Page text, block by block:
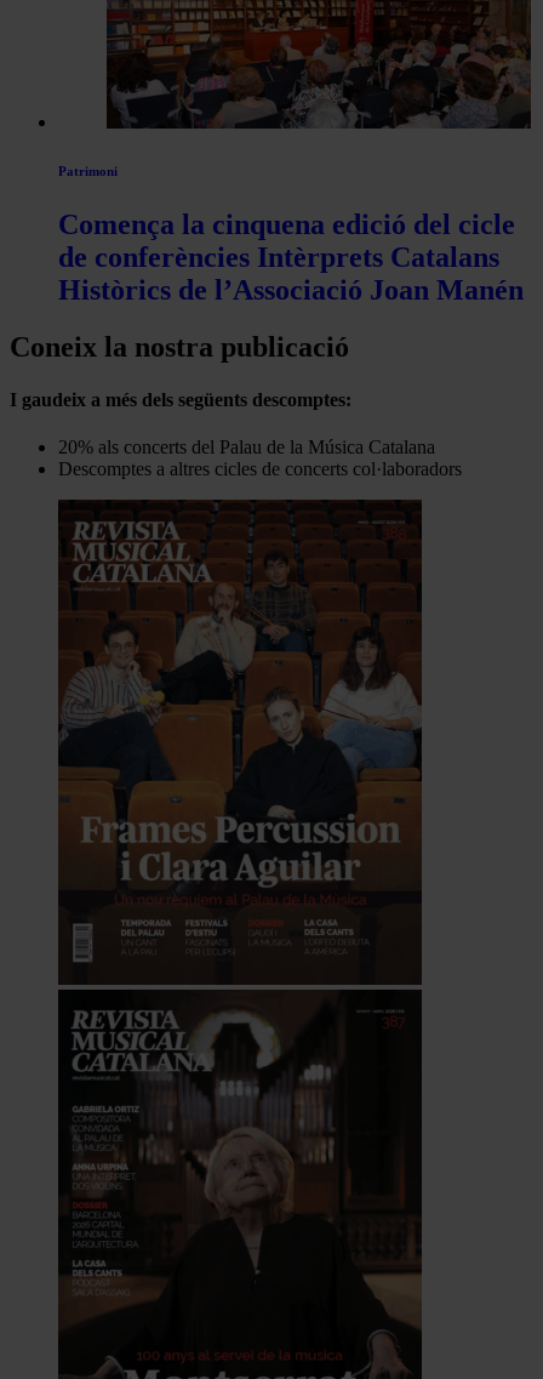
Patrimoni
Comença la cinquena edició del cicle
de conferències Intèrprets Catalans
Històrics de l’Associació Joan Manén
Coneix la nostra publicació
I gaudeix a més dels següents descomptes:
20% als concerts del Palau de la Música Catalana
Descomptes a altres cicles de concerts col·laboradors